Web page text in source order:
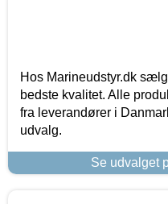
Hos Marineudstyr.dk
bedste kvalitet. Alle
fra leverandører i
udvalg.
Se udvalget